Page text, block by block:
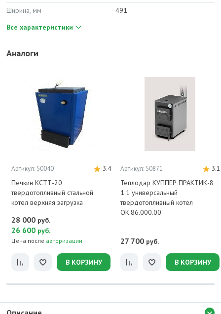
Ширина, мм
491
Все характеристики
Аналоги
Артикул: 50040 3.4
Печкин КСТТ-20
твердотопливный стальной
котел верхняя загрузка
28 000 руб.
26 600 руб.
Цена после авторизации
В КОРЗИНУ
Артикул: 50871 3.1
Теплодар КУППЕР ПРАКТИК-8
1.1 универсальный
твердотопливный котел
ОК.86.000.00
27 700 руб.
В КОРЗИНУ